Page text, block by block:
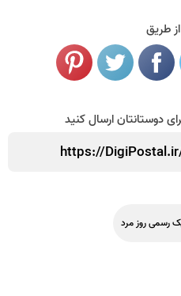
طریق
دوستانتان ارسال کنید
رسمی روز مرد